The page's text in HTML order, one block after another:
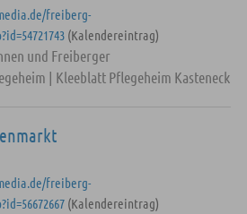
freiberg-
(Kalendereintrag)
und Freiberger
| Kleeblatt Pflegeheim Kasteneck
freiberg-
(Kalendereintrag)